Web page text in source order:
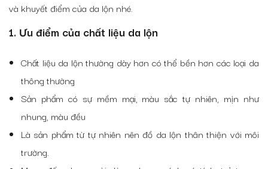
và khuyết điểm của da lộn nhé.
1. Ưu điểm của chất liệu da lộn
Chất liệu da lộn thường dày hơn có thể bền hơn các loại da
thông thường
Sản phẩm có sự mềm mại, màu sắc tự nhiên, mịn như
nhung, màu đều
Là sản phẩm từ tự nhiên nên đồ da lộn thân thiện với môi
trường.